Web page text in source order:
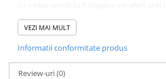
VEZI MAI MULT
Informatii conformitate produs
Review-uri(0)